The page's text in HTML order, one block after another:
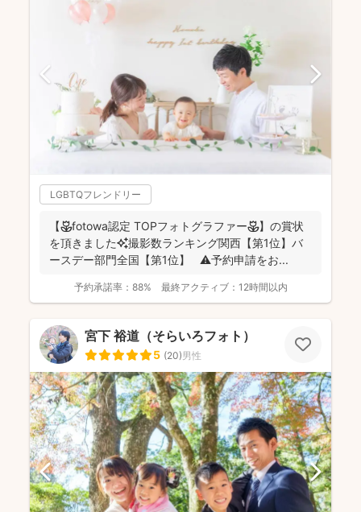
LGBTQフレンドリー
【🌷fotowa認定 TOPフォトグラファー🌷】の賞状
を頂きました✨撮影数ランキング関西【第1位】バ
ースデー部門全国【第1位】 ⚠️予約申請をお...
予約承諾率： 88% 最終アクティブ： 12時間以内
宮下 裕道（そらいろフォト）
5 (20)男性